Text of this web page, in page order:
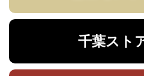
千葉スト